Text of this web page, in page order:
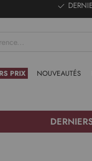
PRIX NOUVEAUTÉS